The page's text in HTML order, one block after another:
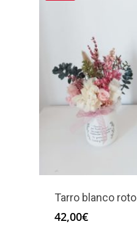
Tarro blanco roto
42,00€